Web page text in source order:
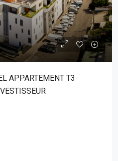
APPARTEMENT T3